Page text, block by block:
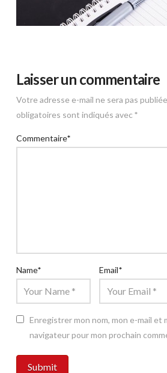
Laisser un commentaire
Votre adresse e-mail ne sera pas
obligatoires sont indiqués avec *
Commentaire*
Name* Email*
Enregistrer mon nom, mon e-mail et
navigateur pour mon prochain